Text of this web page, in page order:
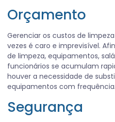
Orçamento
Gerenciar os custos de
vezes é caro e imprevisível.
de limpeza, equipamentos,
funcionários se acumulam
houver a necessidade de
equipamentos com frequência.
Segurança